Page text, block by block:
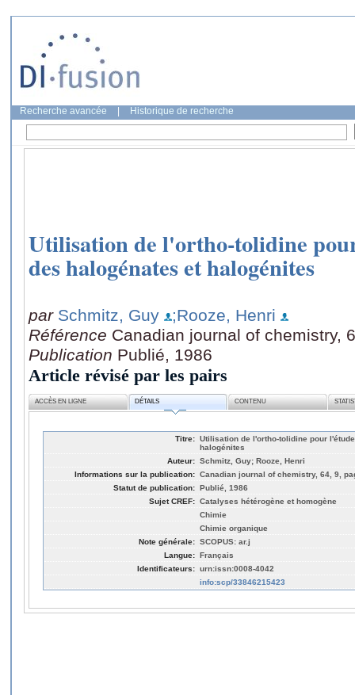
Recherche avancée Historique de recherche
Utilisation de l'ortho-tolidine
des halogénates et halogénites
par Schmitz, Guy
;Rooze, Henri
Référence Canadian journal of chemistry,
Publication Publié, 1986
Article révisé par les pairs
ACCÈS EN LIGNE DÉTAILS CONTENU
Titre: Utilisation de l'ortho-tolidine pour
halogénites
Auteur: Schmitz, Guy; Rooze, Henri
Informations sur la publication: Canadian journal of chemistry, 64, 9,
Statut de publication: Publié, 1986
Sujet CREF: Catalyses hétérogène et homogène
Chimie
Chimie organique
Note générale: SCOPUS: ar.j
Langue: Français
Identificateurs: urn:issn:0008-4042
info:scp/33846215423